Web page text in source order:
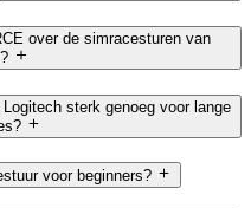
over de simracesturen van
sterk genoeg voor lange
voor beginners?